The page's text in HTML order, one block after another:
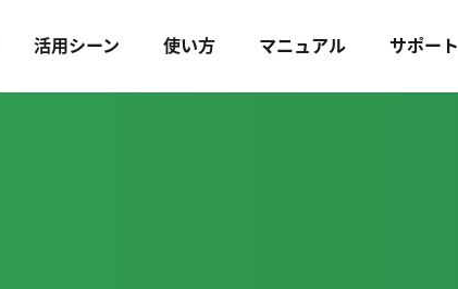
活用シーン 使い方 マニュアル サポート